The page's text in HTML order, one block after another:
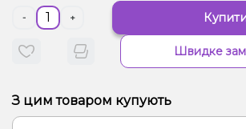
Грейпфрут, Полуниця, Малина
Лемонграс
Суниця, Печиво Пиво, Сливки/Крем
- +
Швидке
З цим товаром купують